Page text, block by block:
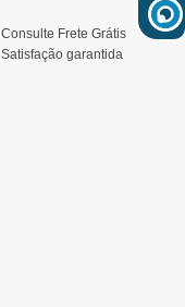
Consulte Frete Grátis
Satisfação garantida